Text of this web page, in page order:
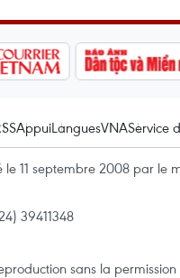
AppuiLanguesVNAService
le 11 septembre 2008 par le
39411348
sans la